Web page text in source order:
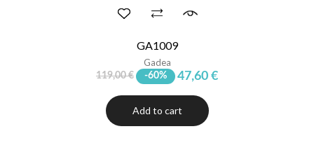
GA1009
Gadea
119,00 € -60% 47,60 €
Add to cart